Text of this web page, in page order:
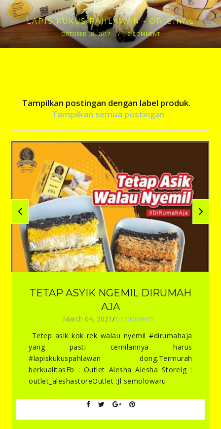
LAPIS KUKUS PAHLAWAN - ORIGINAL
OCTOBER 18, 2017 / 0 COMMENT
Tampilkan postingan dengan label produk.
Tampilkan semua postingan
TETAP ASYIK NGEMIL DIRUMAH
AJA
March 04, 2021/ 0 COMMENTS
Tetep asik kok rek walau nyemil #dirumahaja
yang pasti cemilannya harus
#lapiskukuspahlawan dong.Termurah
berkualitasFb : Outlet Alesha Alesha StoreIg :
outlet_aleshastoreOutlet :Jl semolowaru